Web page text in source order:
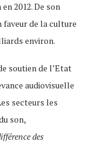
2012. De son
de la culture
environ.
soutien de l’Etat
audiovisuelle
secteurs les
son,
des